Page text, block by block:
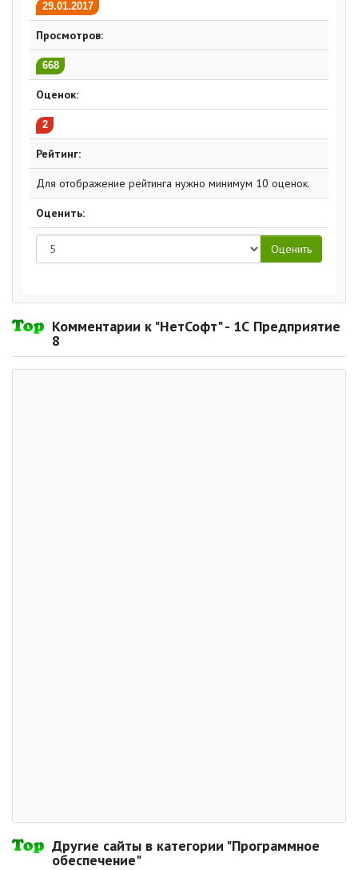
29.01.2017
Просмотров:
668
Оценок:
2
Рейтинг:
Для отображение рейтинга нужно минимум 10 оценок.
Оценить:
Комментарии к "НетСофт" - 1С Предприятие
8
Другие сайты в категории "Программное
обеспечение"